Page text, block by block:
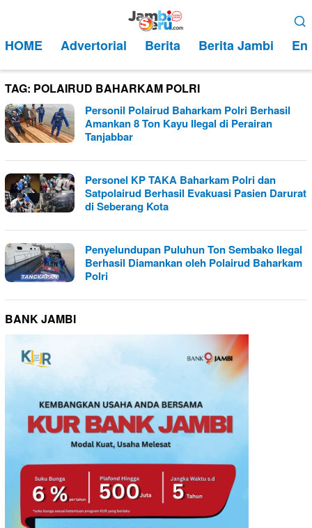
kontenMobile
HOME Advertorial Berita Berita Jambi
TAG: POLAIRUD BAHARKAM POLRI
Personil Polairud Baharkam Polri Berhasil
Amankan 8 Ton Kayu Ilegal di Perairan
Tanjabbar
Personel KP TAKA Baharkam Polri dan
Satpolairud Berhasil Evakuasi Pasien Darurat
di Seberang Kota
Penyelundupan Puluhun Ton Sembako Ilegal
Berhasil Diamankan oleh Polairud Baharkam
Polri
BANK JAMBI